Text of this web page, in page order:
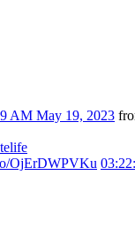
AM May 19, 2023
OjErDWPVKu